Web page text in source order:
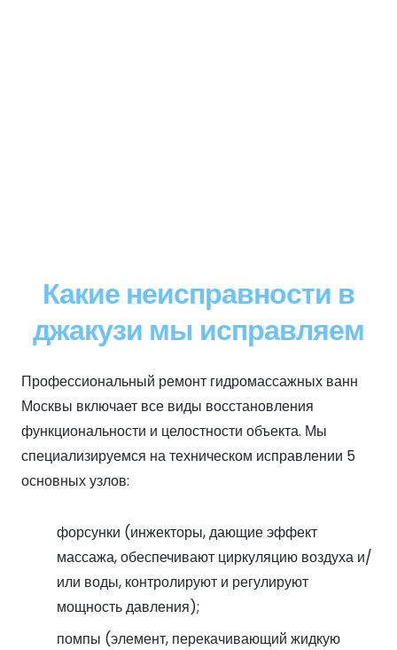
Какие неисправности в
джакузи мы исправляем
Профессиональный ремонт гидромассажных ванн
Москвы включает все виды восстановления
функциональности и целостности объекта. Мы
специализируемся на техническом исправлении 5
основных узлов:
форсунки (инжекторы, дающие эффект
массажа, обеспечивают циркуляцию воздуха и/
или воды, контролируют и регулируют
мощность давления);
помпы (элемент, перекачивающий жидкую